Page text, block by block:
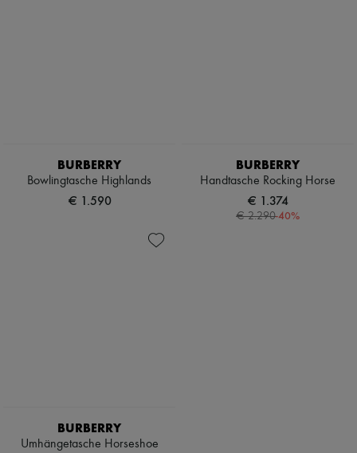
BURBERRY
Bowlingtasche Highlands
€ 1.590
BURBERRY
Handtasche Rocking Horse
€ 1.374
€ 2.290-40%
BURBERRY
Umhängetasche Horseshoe